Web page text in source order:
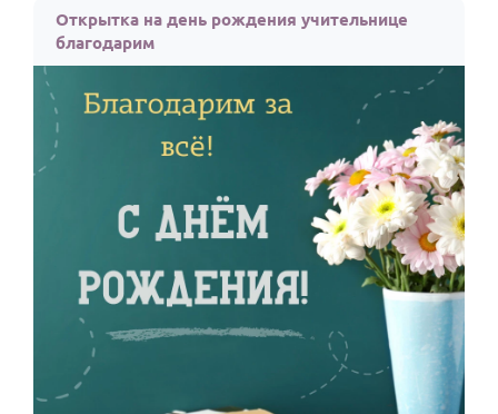
Открытка на день рождения учительнице
благодарим